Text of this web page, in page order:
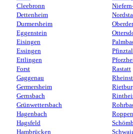
Cleebronn
Dettenheim
Durmersheim
Eggenstein
Eisingen
Essingen
Ettlingen
Forst
Gaggenau
Germersheim
Gernsbach
Grünwettersbach
Hagenbach
Hagsfeld
Hambrücken
Pfinztal
Rastatt